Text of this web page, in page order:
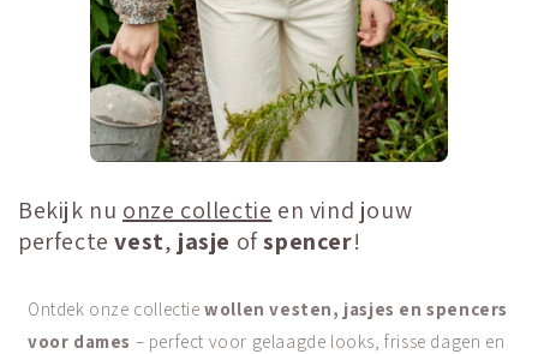
Bekijk nu onze collectie en vind jouw
perfectevest, jasje ofspencer!
Ontdek onze collectiewollen vesten, jasjes en spencers
voor dames – perfect voor gelaagde looks, frisse dagen en